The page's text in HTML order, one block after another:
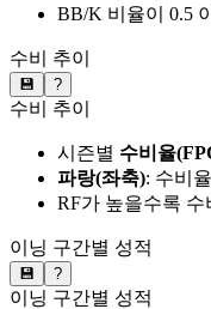
BB/K 비율이 0.5
수비 추이
💾 ?
수비 추이
시즌별 수비율
파랑(좌축): 수비
RF가 높을수록
이닝 구간별 성적
💾 ?
이닝 구간별 성적